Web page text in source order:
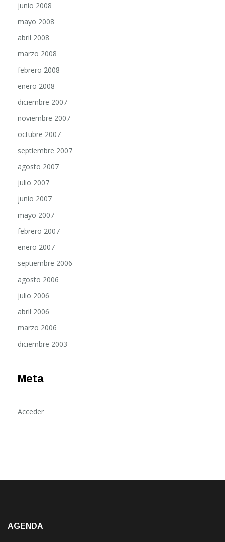
junio 2008
mayo 2008
abril 2008
marzo 2008
febrero 2008
enero 2008
diciembre 2007
noviembre 2007
octubre 2007
septiembre 2007
agosto 2007
julio 2007
junio 2007
mayo 2007
febrero 2007
enero 2007
septiembre 2006
agosto 2006
julio 2006
abril 2006
marzo 2006
diciembre 2003
Meta
Acceder
AGENDA